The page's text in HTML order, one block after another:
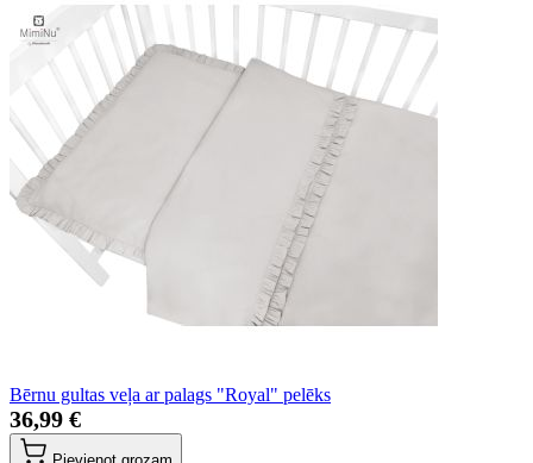
Bērnu gultas veļa ar palags "Royal" pelēks
36,99 €